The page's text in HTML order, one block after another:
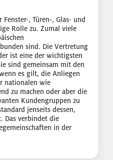
, Türen-, Glas- und
Rolle zu. Zumal viele
sind. Die Vertretung
ist eine der wichtigsten
sind gemeinsam mit den
es gilt, die Anliegen
nationalen wie
zu machen oder aber die
Kundengruppen zu
jenseits dessen,
Das verbindet die
in der